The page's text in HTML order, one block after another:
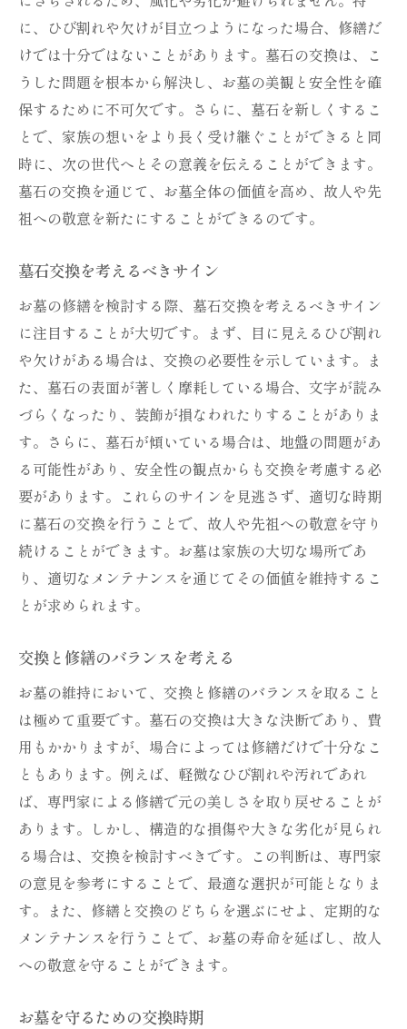
に、ひび割れや欠けが目立つようになった場合、修繕だ
けでは十分ではないことがあります。墓石の交換は、こ
うした問題を根本から解決し、お墓の美観と安全性を確
保するために不可欠です。さらに、墓石を新しくするこ
とで、家族の想いをより長く受け継ぐことができると同
時に、次の世代へとその意義を伝えることができます。
墓石の交換を通じて、お墓全体の価値を高め、故人や先
祖への敬意を新たにすることができるのです。
墓石交換を考えるべきサイン
お墓の修繕を検討する際、墓石交換を考えるべきサイン
に注目することが大切です。まず、目に見えるひび割れ
や欠けがある場合は、交換の必要性を示しています。ま
た、墓石の表面が著しく摩耗している場合、文字が読み
づらくなったり、装飾が損なわれたりすることがありま
す。さらに、墓石が傾いている場合は、地盤の問題があ
る可能性があり、安全性の観点からも交換を考慮する必
要があります。これらのサインを見逃さず、適切な時期
に墓石の交換を行うことで、故人や先祖への敬意を守り
続けることができます。お墓は家族の大切な場所であ
り、適切なメンテナンスを通じてその価値を維持するこ
とが求められます。
交換と修繕のバランスを考える
お墓の維持において、交換と修繕のバランスを取ること
は極めて重要です。墓石の交換は大きな決断であり、費
用もかかりますが、場合によっては修繕だけで十分なこ
ともあります。例えば、軽微なひび割れや汚れであれ
ば、専門家による修繕で元の美しさを取り戻せることが
あります。しかし、構造的な損傷や大きな劣化が見られ
る場合は、交換を検討すべきです。この判断は、専門家
の意見を参考にすることで、最適な選択が可能となりま
す。また、修繕と交換のどちらを選ぶにせよ、定期的な
メンテナンスを行うことで、お墓の寿命を延ばし、故人
への敬意を守ることができます。
お墓を守るための交換時期